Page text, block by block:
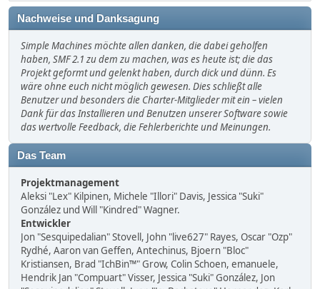
Nachweise und Danksagung
Simple Machines möchte allen danken, die dabei geholfen
haben, SMF 2.1 zu dem zu machen, was es heute ist; die das
Projekt geformt und gelenkt haben, durch dick und dünn. Es
wäre ohne euch nicht möglich gewesen. Dies schließt alle
Benutzer und besonders die Charter-Mitglieder mit ein – vielen
Dank für das Installieren und Benutzen unserer Software sowie
das wertvolle Feedback, die Fehlerberichte und Meinungen.
Das Team
Projektmanagement
Aleksi "Lex" Kilpinen, Michele "Illori" Davis, Jessica "Suki"
González und Will "Kindred" Wagner.
Entwickler
Jon "Sesquipedalian" Stovell, John "live627" Rayes, Oscar "Ozp"
Rydhé, Aaron van Geffen, Antechinus, Bjoern "Bloc"
Kristiansen, Brad "IchBin™" Grow, Colin Schoen, emanuele,
Hendrik Jan "Compuart" Visser, Jessica "Suki" González, Jon